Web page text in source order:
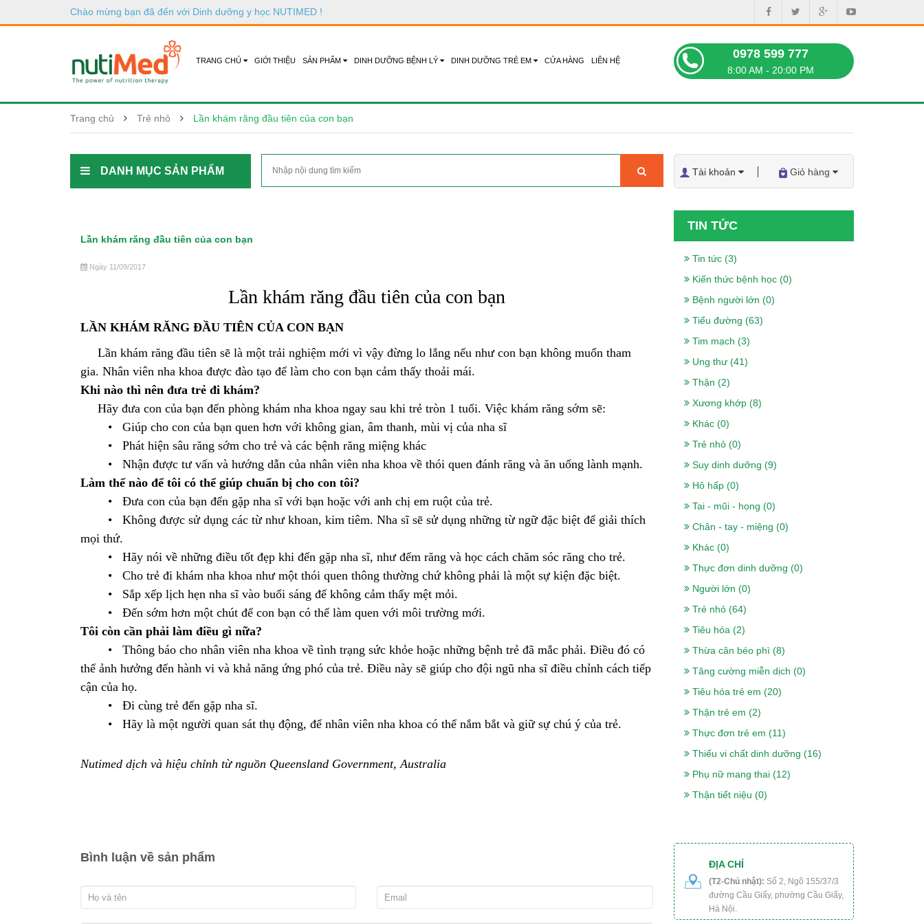
Chào mừng bạn đã đến với Dinh dưỡng y học NUTIMED !
TRANG CHỦ GIỚI THIỆU SẢN PHẨM DINH DƯỠNG BỆNH LÝ DINH DƯỠNG TRẺ EM CỬA HÀNG LIÊN HỆ 0978 599 777
8:00 AM - 20:00 PM
Trang chủ Trẻ nhỏ Lần khám răng đầu tiên của con bạn
DANH MỤC SẢN PHẨM Tài khoản Giỏ hàng
Lần khám răng đầu tiên của con bạn
Ngày 11/09/2017
Lần khám răng đầu tiên của con bạn
LẦN KHÁM RĂNG ĐẦU TIÊN CỦA CON BẠN
Lần khám răng đầu tiên sẽ là một trải nghiệm mới vì vậy đừng lo lắng nếu như con bạn không muốn tham
gia. Nhân viên nha khoa được đào tạo để làm cho con bạn cảm thấy thoải mái.
Khi nào thì nên đưa trẻ đi khám?
Hãy đưa con của bạn đến phòng khám nha khoa ngay sau khi trẻ tròn 1 tuổi. Việc khám răng sớm sẽ:
• Giúp cho con của bạn quen hơn với không gian, âm thanh, mùi vị của nha sĩ
• Phát hiện sâu răng sớm cho trẻ và các bệnh răng miệng khác
• Nhận được tư vấn và hướng dẫn của nhân viên nha khoa về thói quen đánh răng và ăn uống lành mạnh.
Làm thế nào để tôi có thể giúp chuẩn bị cho con tôi?
• Đưa con của bạn đến gặp nha sĩ với bạn hoặc với anh chị em ruột của trẻ.
• Không được sử dụng các từ như khoan, kim tiêm. Nha sĩ sẽ sử dụng những từ ngữ đặc biệt để giải thích
mọi thứ.
• Hãy nói về những điều tốt đẹp khi đến gặp nha sĩ, như đếm răng và học cách chăm sóc răng cho trẻ.
• Cho trẻ đi khám nha khoa như một thói quen thông thường chứ không phải là một sự kiện đặc biệt.
• Sắp xếp lịch hẹn nha sĩ vào buổi sáng để không cảm thấy mệt mỏi.
• Đến sớm hơn một chút để con bạn có thể làm quen với môi trường mới.
Tôi còn cần phải làm điều gì nữa?
• Thông báo cho nhân viên nha khoa về tình trạng sức khỏe hoặc những bệnh trẻ đã mắc phải. Điều đó có
thể ảnh hưởng đến hành vi và khả năng ứng phó của trẻ. Điều này sẽ giúp cho đội ngũ nha sĩ điều chỉnh cách tiếp
cận của họ.
• Đi cùng trẻ đến gặp nha sĩ.
• Hãy là một người quan sát thụ động, để nhân viên nha khoa có thể nắm bắt và giữ sự chú ý của trẻ.
Nutimed dịch và hiệu chỉnh từ nguồn Queensland Government, Australia
Bình luận về sản phẩm
TIN TỨC
Tin tức (3)
Kiến thức bệnh học (0)
Bệnh người lớn (0)
Tiểu đường (63)
Tim mạch (3)
Ung thư (41)
Thận (2)
Xương khớp (8)
Khác (0)
Trẻ nhỏ (0)
Suy dinh dưỡng (9)
Hô hấp (0)
Tai - mũi - họng (0)
Chân - tay - miệng (0)
Khác (0)
Thực đơn dinh dưỡng (0)
Người lớn (0)
Trẻ nhỏ (64)
Tiêu hóa (2)
Thừa cân béo phì (8)
Tăng cường miễn dịch (0)
Tiêu hóa trẻ em (20)
Thận trẻ em (2)
Thực đơn trẻ em (11)
Thiếu vi chất dinh dưỡng (16)
Phụ nữ mang thai (12)
Thận tiết niệu (0)
ĐỊA CHỈ
(T2-Chủ nhật): Số 2, Ngõ 155/37/3
đường Cầu Giấy, phường Cầu Giấy,
Hà Nội.
Sữa nepro 2 gold
900g- Dành cho
cho người gầy,
ốm, ăn uống kém,
375.000₫
Sữa Peptamen
phẫu thuật, ung
thư, tiểu đường,
suy kiệt